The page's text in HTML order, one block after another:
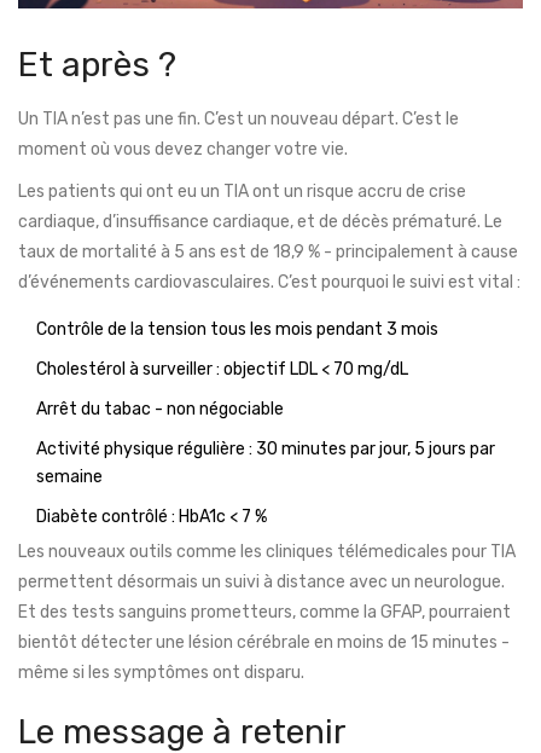
Et après ?
Un TIA n’est pas une fin. C’est un nouveau départ. C’est le
moment où vous devez changer votre vie.
Les patients qui ont eu un TIA ont un risque accru de crise
cardiaque, d’insuffisance cardiaque, et de décès prématuré. Le
taux de mortalité à 5 ans est de 18,9 % - principalement à cause
d’événements cardiovasculaires. C’est pourquoi le suivi est vital :
Contrôle de la tension tous les mois pendant 3 mois
Cholestérol à surveiller : objectif LDL < 70 mg/dL
Arrêt du tabac - non négociable
Activité physique régulière : 30 minutes par jour, 5 jours par
semaine
Diabète contrôlé : HbA1c < 7 %
Les nouveaux outils comme les cliniques télémedicales pour TIA
permettent désormais un suivi à distance avec un neurologue.
Et des tests sanguins prometteurs, comme la GFAP, pourraient
bientôt détecter une lésion cérébrale en moins de 15 minutes -
même si les symptômes ont disparu.
Le message à retenir